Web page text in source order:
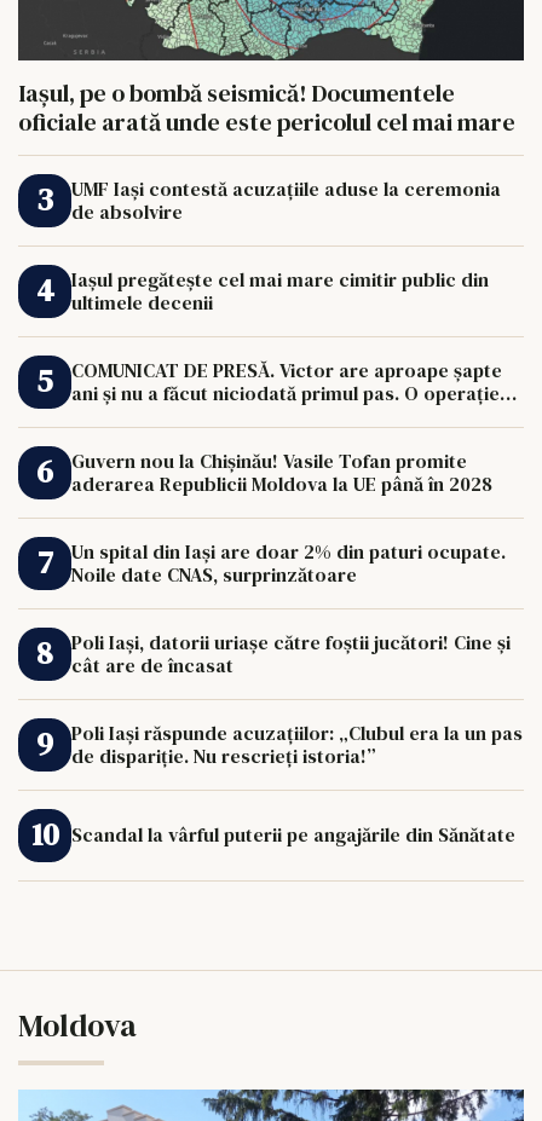
Iașul, pe o bombă seismică! Documentele
oficiale arată unde este pericolul cel mai mare
UMF Iași contestă acuzațiile aduse la ceremonia
de absolvire
Iașul pregătește cel mai mare cimitir public din
ultimele decenii
COMUNICAT DE PRESĂ. Victor are aproape șapte
ani și nu a făcut niciodată primul pas. O operație
Guvern nou la Chișinău! Vasile Tofan promite
aderarea Republicii Moldova la UE până în 2028
Un spital din Iași are doar 2% din paturi ocupate.
Noile date CNAS, surprinzătoare
Poli Iași, datorii uriașe către foștii jucători! Cine și
cât are de încasat
Poli Iași răspunde acuzațiilor: „Clubul era la un pas
de dispariție. Nu rescrieți istoria!”
Scandal la vârful puterii pe angajările din Sănătate
Moldova